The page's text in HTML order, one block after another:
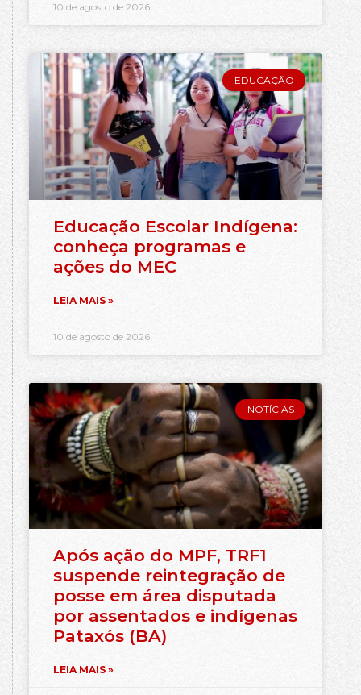
10 de agosto de 2026
EDUCAÇÃO
Educação Escolar Indígena:
conheça programas e
ações do MEC
LEIA MAIS »
10 de agosto de 2026
NOTÍCIAS
Após ação do MPF, TRF1
suspende reintegração de
posse em área disputada
por assentados e indígenas
Pataxós (BA)
LEIA MAIS »